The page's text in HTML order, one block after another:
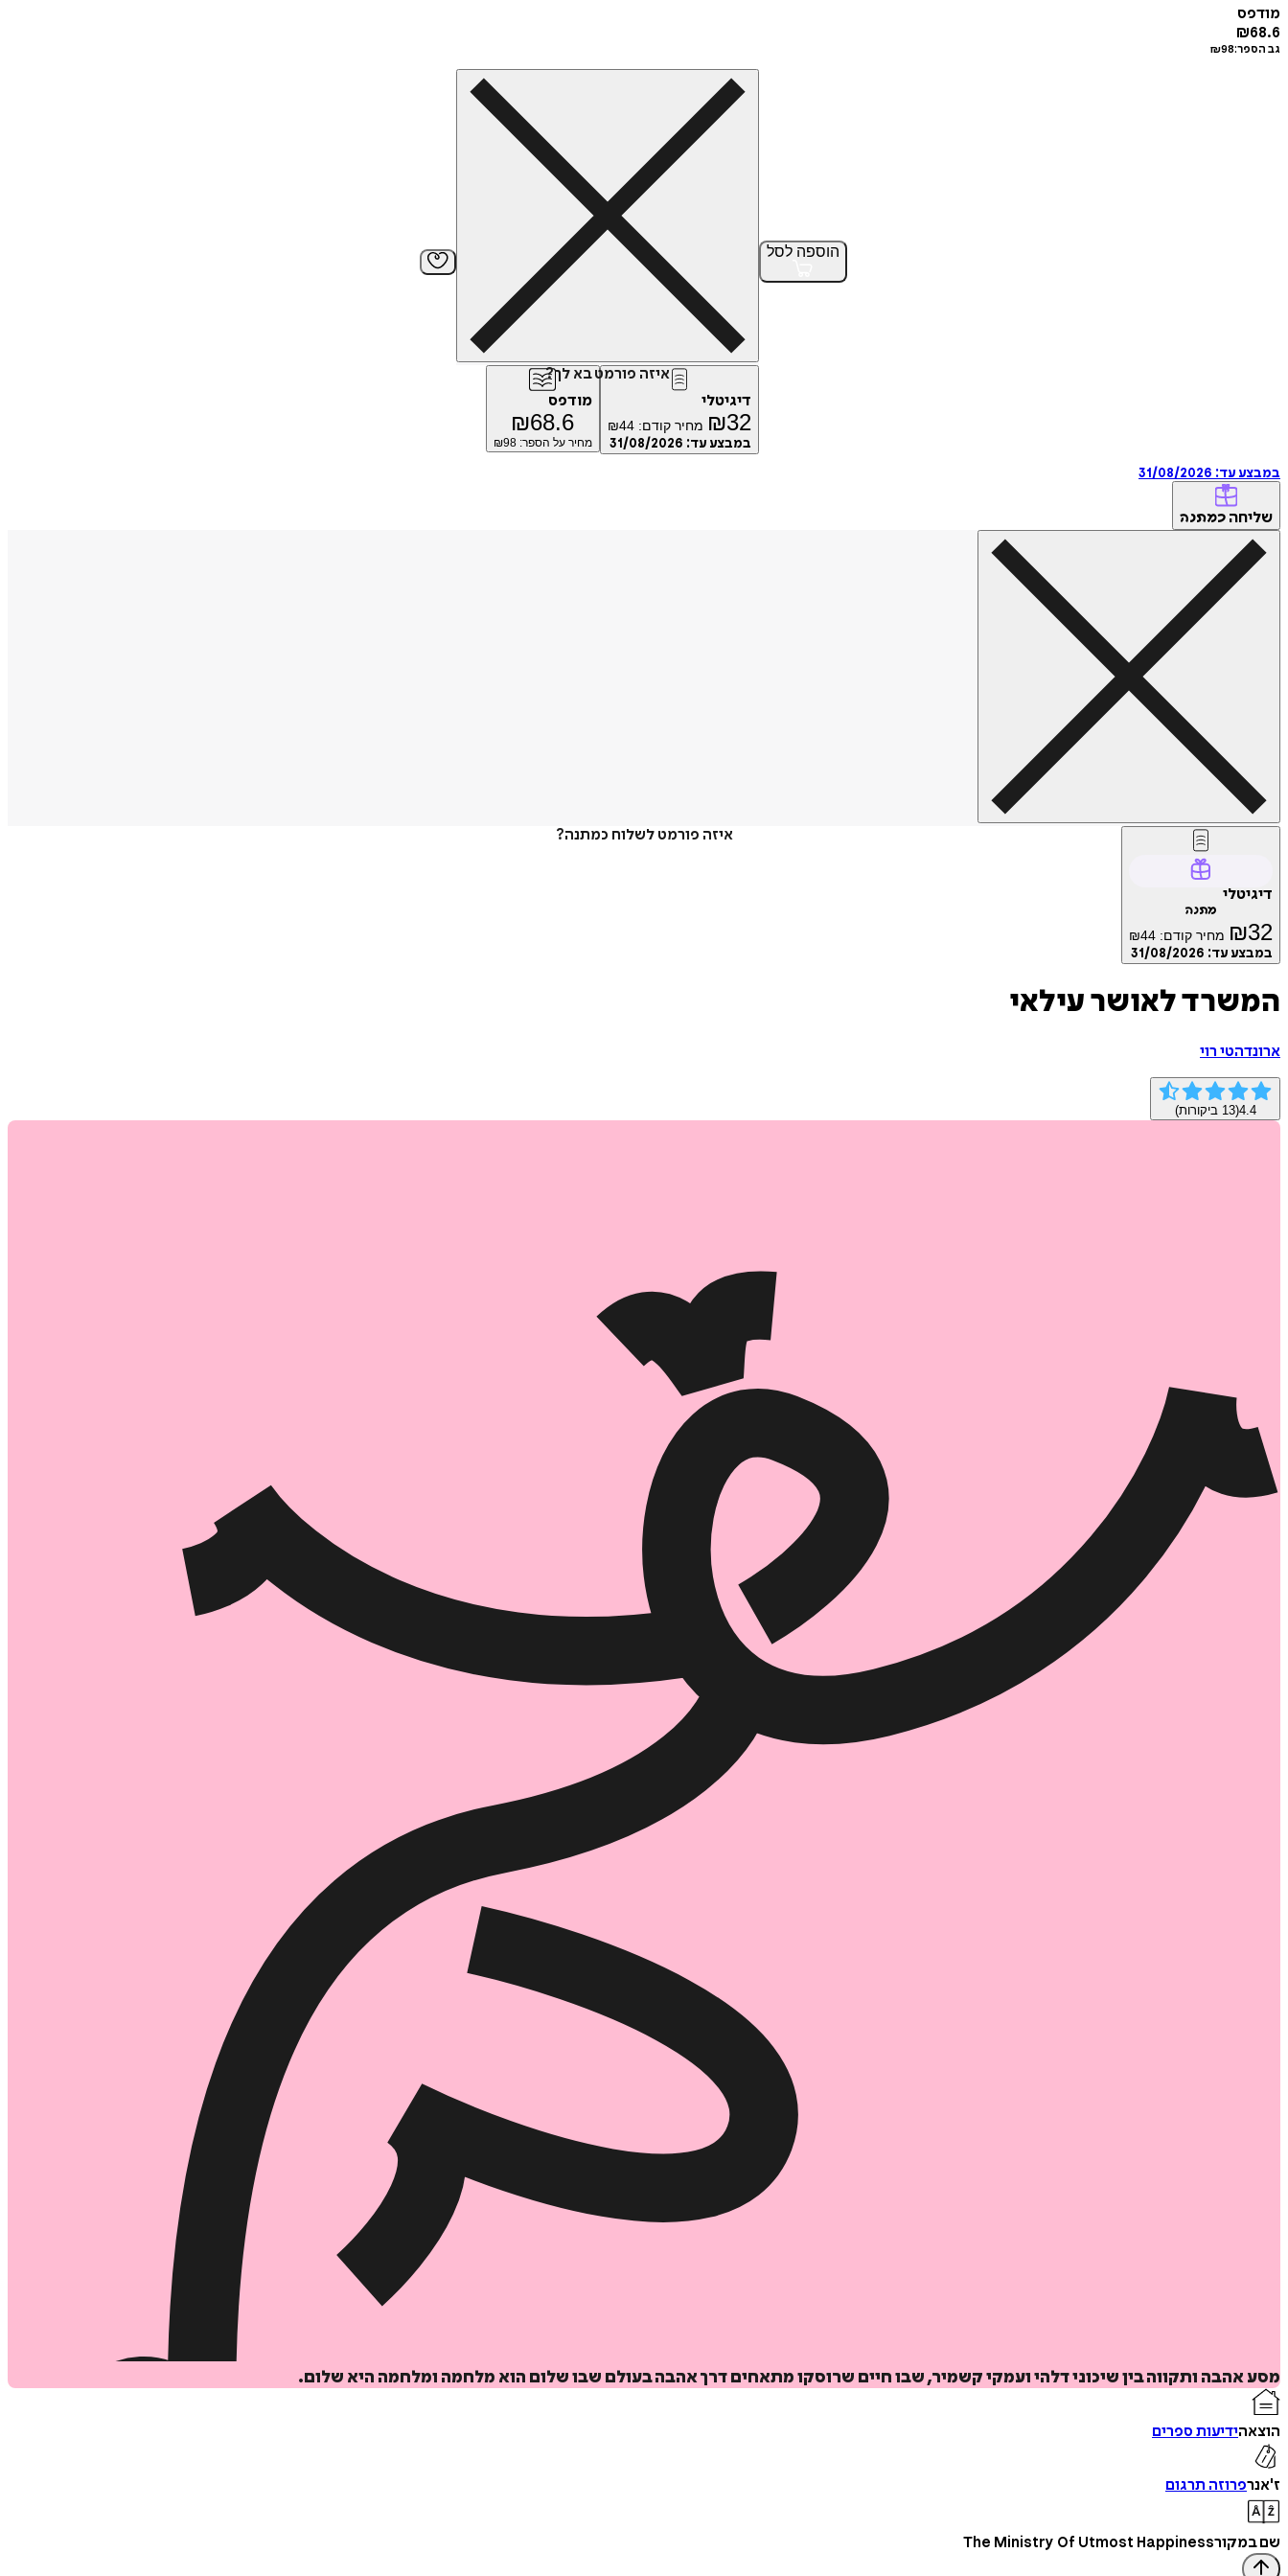
מודפס
₪68.6
גב הספר: ₪98
הוספה לסל
איזה פורמט בא לך?
דיגיטלי
₪32 מחיר קודם: ₪44
במבצע עד: 31/08/2026
מודפס
₪68.6
מחיר על הספר: ₪98
במבצע עד: 31/08/2026
שליחה כמתנה
איזה פורמט לשלוח כמתנה?
דיגיטלי
מתנה
₪32 מחיר קודם: ₪44
במבצע עד: 31/08/2026
לסל
איזה פורמט בא לך?
32 מחיר קודם:
במבצע עד:
31/08/2026
המשרד לאושר עילאי
ארונדהטי רוי
4.4
(
13 ביקורות)
מסע אהבה ותקווה בין שיכוני דלהי ועמקי קשמיר, שבו חיים שרוסקו מתאחים דרך אהבה בעולם שבו שלום הוא מלחמה ומלחמה היא שלום.
הוצאהידיעות ספרים
ז'אנרפרוזה תרגום
שם במקורThe Ministry Of Utmost Happiness